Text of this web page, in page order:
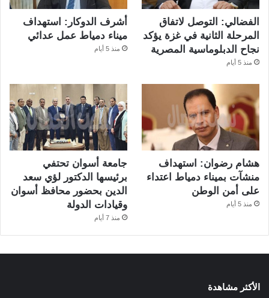
الفضالي: التوصل لاتفاق
المرحلة الثانية في غزة يؤكد
نجاح الدبلوماسية المصرية
منذ 5 أيام
أشرف الدوكار: استهداف
ميناء دمياط عمل عدائي
منذ 5 أيام
هشام رضوان: استهداف
منشآت بميناء دمياط اعتداء
على أمن الوطن
منذ 5 أيام
جامعة أسوان تحتفي
برئيسها الدكتور لؤي سعد
الدين بحضور محافظ أسوان
وقيادات الدولة
منذ 7 أيام
الأكثر مشاهدة